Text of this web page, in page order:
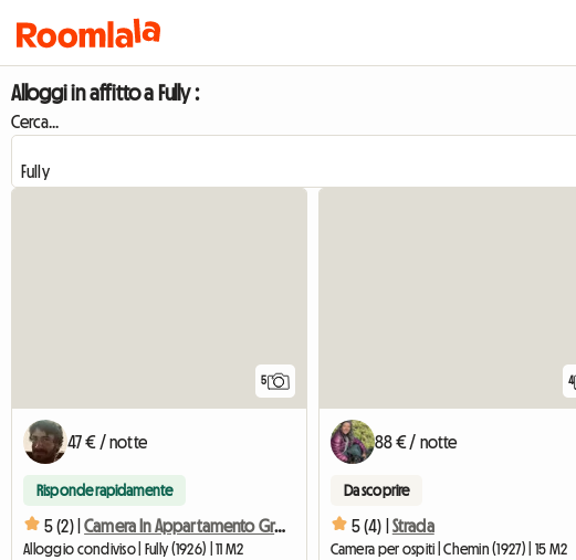
Alloggi in affitto a Fully :
Cerca...
5
47 € / notte
Risponde rapidamente
5 (2) | Camera In Appartamento Grande
Alloggio condiviso | Fully (1926) | 11 M2
4
88 € / notte
Da scoprire
5 (4) | Strada
Camera per ospiti | Chemin (1927) | 15 M2